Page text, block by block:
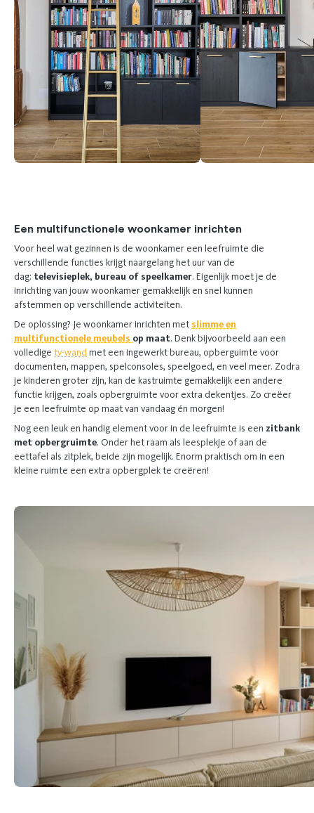
Een multifunctionele woonkamer inrichten
Voor heel wat gezinnen is de woonkamer een leefruimte die
verschillende functies krijgt naargelang het uur van de
dag: televisieplek, bureau of speelkamer. Eigenlijk moet je de
inrichting van jouw woonkamer gemakkelijk en snel kunnen
afstemmen op verschillende activiteiten.
De oplossing? Je woonkamer inrichten met slimme en
multifunctionele meubels op maat. Denk bijvoorbeeld aan een
volledige tv-wand met een ingewerkt bureau, opberguimte voor
documenten, mappen, spelconsoles, speelgoed, en veel meer. Zodra
je kinderen groter zijn, kan de kastruimte gemakkelijk een andere
functie krijgen, zoals opbergruimte voor extra dekentjes. Zo creëer
je een leefruimte op maat van vandaag én morgen!
Nog een leuk en handig element voor in de leefruimte is een zitbank
met opbergruimte. Onder het raam als leesplekje of aan de
eettafel als zitplek, beide zijn mogelijk. Enorm praktisch om in een
kleine ruimte een extra opbergplek te creëren!